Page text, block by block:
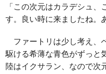
「この次元はカラデシュ
す。良い時に来ましたね。
ファートリは少し考え、
駆ける希薄な青色がずっと
陸はイクサラン、なので次